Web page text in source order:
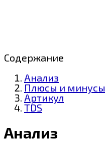
Содержание
Анализ
Плюсы и минусы
Артикул
TDS
Анализ